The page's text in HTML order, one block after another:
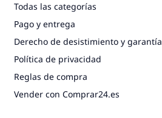
Todas las categorías
Pago y entrega
Derecho de desistimiento y garantía
Política de privacidad
Reglas de compra
Vender con Comprar24.es